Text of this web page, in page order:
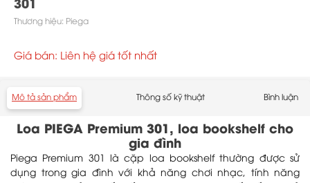
301
Thương hiệu: Piega
Giá bán: Liên hệ giá tốt nhất
Mô tả sản phẩm Thông số kỹ thuật Bình luận
Loa PIEGA Premium 301, loa bookshelf cho
gia đình
Piega Premium 301 là cặp loa bookshelf thường được sử
dụng trong gia đình với khả năng chơi nhạc, tính năng